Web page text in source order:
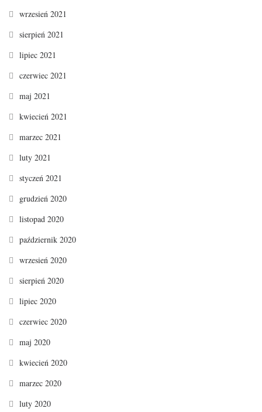
wrzesień 2021
sierpień 2021
lipiec 2021
czerwiec 2021
maj 2021
kwiecień 2021
marzec 2021
luty 2021
styczeń 2021
grudzień 2020
listopad 2020
październik 2020
wrzesień 2020
sierpień 2020
lipiec 2020
czerwiec 2020
maj 2020
kwiecień 2020
marzec 2020
luty 2020